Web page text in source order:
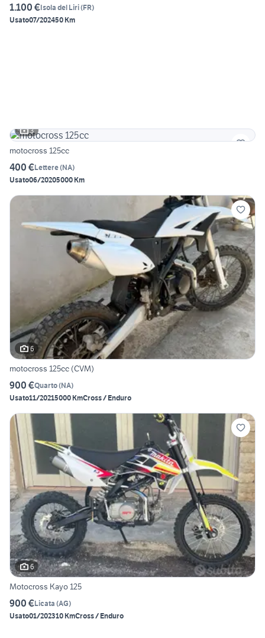
1.100 €Isola del Liri(FR)
Usato07/202450 Km
3
motocross 125cc
400 €Lettere(NA)
Usato06/20205000 Km
6
motocross 125cc (CVM)
900 €Quarto(NA)
Usato11/20215000 KmCross / Enduro
6
Motocross Kayo 125
900 €Licata (AG)
Usato01/202310 KmCross / Enduro